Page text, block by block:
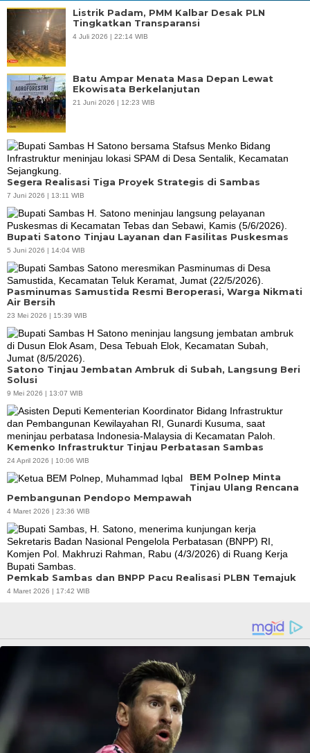
Listrik Padam, PMM Kalbar Desak PLN
Tingkatkan Transparansi
4 Juli 2026 | 22:14 WIB
Batu Ampar Menata Masa Depan Lewat
Ekowisata Berkelanjutan
21 Juni 2026 | 12:23 WIB
Segera Realisasi Tiga Proyek Strategis di Sambas
7 Juni 2026 | 13:11 WIB
Bupati Satono Tinjau Layanan dan Fasilitas Puskesmas
5 Juni 2026 | 14:04 WIB
Pasminumas Samustida Resmi Beroperasi, Warga Nikmati
Air Bersih
23 Mei 2026 | 15:39 WIB
Satono Tinjau Jembatan Ambruk di Subah, Langsung Beri
Solusi
9 Mei 2026 | 13:07 WIB
Kemenko Infrastruktur Tinjau Perbatasan Sambas
24 April 2026 | 10:06 WIB
BEM Polnep Minta
Tinjau Ulang Rencana
Pembangunan Pendopo Mempawah
4 Maret 2026 | 23:36 WIB
Pemkab Sambas dan BNPP Pacu Realisasi PLBN Temajuk
4 Maret 2026 | 17:42 WIB